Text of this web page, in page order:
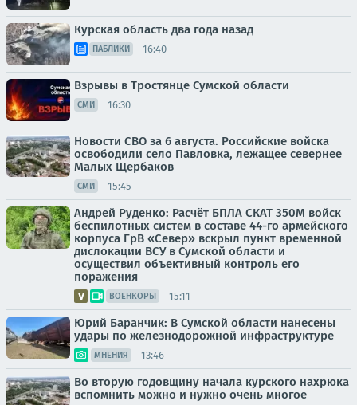
Курская область два года назад
ПАБЛИКИ 16:40
Взрывы в Тростянце Сумской области
СМИ 16:30
Новости СВО за 6 августа. Российские войска
освободили село Павловка, лежащее севернее
Малых Щербаков
СМИ 15:45
Андрей Руденко: Расчёт БПЛА СКАТ 350М войск
беспилотных систем в составе 44-го армейского
корпуса ГрВ «Север» вскрыл пункт временной
дислокации ВСУ в Сумской области и
осуществил объективный контроль его
поражения
ВОЕНКОРЫ 15:11
Юрий Баранчик: В Сумской области нанесены
удары по железнодорожной инфраструктуре
МНЕНИЯ 13:46
Во вторую годовщину начала курского нахрюка
вспомнить можно и нужно очень многое